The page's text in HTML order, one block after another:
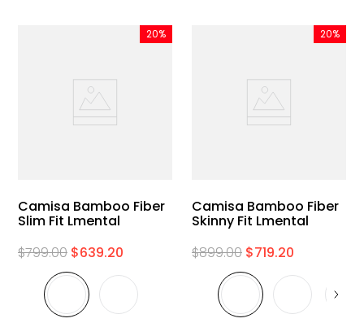
20%
Camisa Bamboo Fiber
Slim Fit Lmental
$799.00 $639.20
20%
Camisa Bamboo Fiber
Skinny Fit Lmental
$899.00 $719.20